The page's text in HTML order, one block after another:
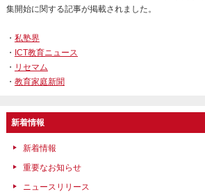
集開始に関する記事が掲載されました。
・ 私塾界
・ ICT教育ニュース
・ リセマム
・ 教育家庭新聞
新着情報
新着情報
重要なお知らせ
ニュースリリース